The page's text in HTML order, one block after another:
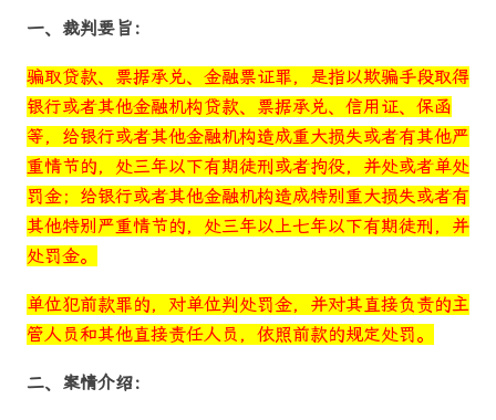
一、裁判要旨：
骗取贷款、票据承兑、金融票证罪，是指以欺骗手段取得
银行或者其他金融机构贷款、票据承兑、信用证、保函
等，给银行或者其他金融机构造成重大损失或者有其他严
重情节的，处三年以下有期徒刑或者拘役，并处或者单处
罚金；给银行或者其他金融机构造成特别重大损失或者有
其他特别严重情节的，处三年以上七年以下有期徒刑，并
处罚金。
单位犯前款罪的，对单位判处罚金，并对其直接负责的主
管人员和其他直接责任人员，依照前款的规定处罚。
二、案情介绍：